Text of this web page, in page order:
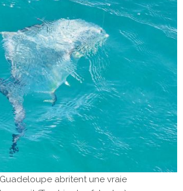
abritent une vraie